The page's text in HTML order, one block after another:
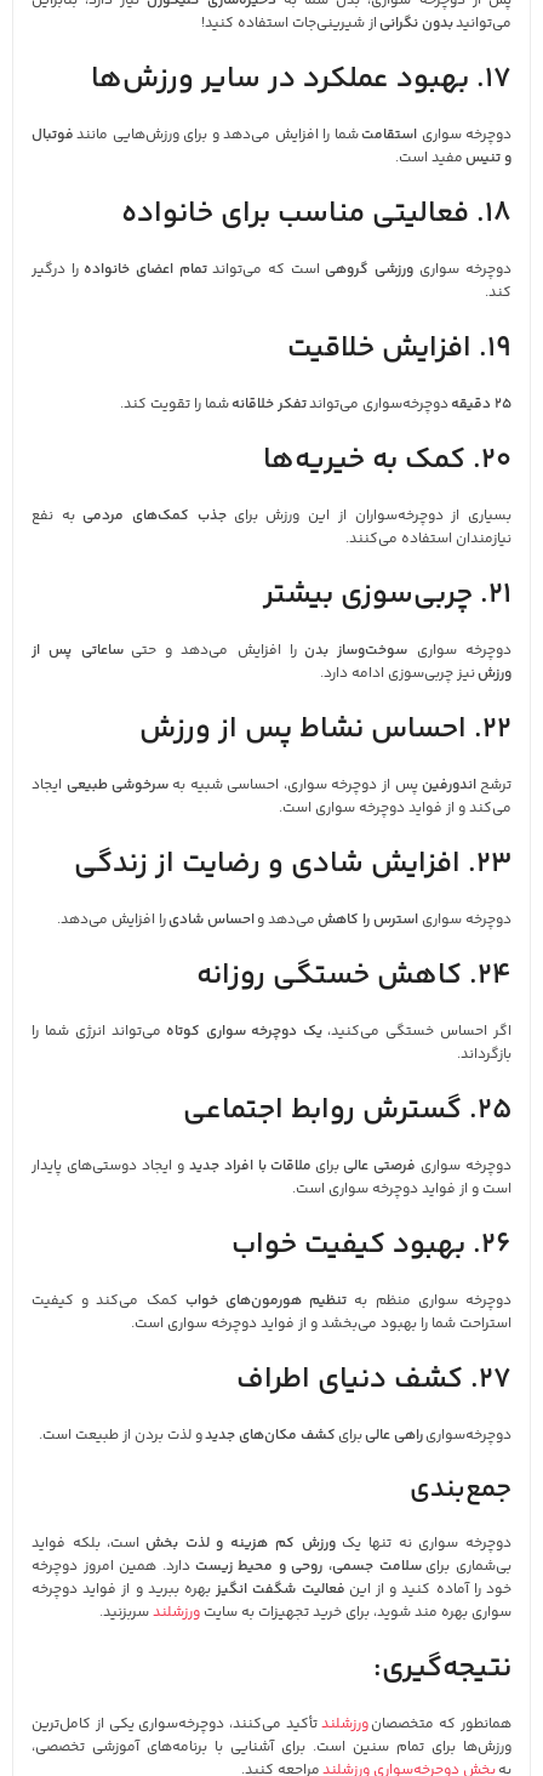
می‌توانیدبدون نگرانی از شیرینی‌جات استفاده کنید!
17. بهبود عملکرد در سایر ورزش‌ها
دوچرخه‌ سواری استقامتشما را افزایش می‌دهد و برای ورزش‌هایی مانندفوتبال
و تنیس مفید است.
18. فعالیتی مناسب برای خانواده
دوچرخه‌ سواری ورزشی گروهی است که می‌تواند تمام اعضای خانواده را درگیر
کند.
19. افزایش خلاقیت
25 دقیقه دوچرخه‌سواری می‌تواندتفکر خلاقانهشما را تقویت کند.
20. کمک به خیریه‌ها
بسیاری از دوچرخه‌سواران از این ورزش برایجذب کمک‌های مردمی به نفع
نیازمندان استفاده می‌کنند.
21. چربی‌سوزی بیشتر
دوچرخه‌ سواری سوخت‌وساز بدن را افزایش می‌دهد و حتیساعاتی پس از
ورزشنیز چربی‌سوزی ادامه دارد.
22. احساس نشاط پس از ورزش
ترشح اندورفین پس از دوچرخه‌ سواری، احساسی شبیه به سرخوشی طبیعی ایجاد
می‌کند و از فواید دوچرخه‌ سواری است.
23. افزایش شادی و رضایت از زندگی
دوچرخه‌ سواری استرس را کاهش می‌دهد واحساس شادیرا افزایش می‌دهد.
24. کاهش خستگی روزانه
اگر احساس خستگی می‌کنید، یک دوچرخه‌ سواری کوتاه می‌تواند انرژی شما را
بازگرداند.
25. گسترش روابط اجتماعی
دوچرخه‌ سواری فرصتی عالی برای ملاقات با افراد جدید و ایجاد دوستی‌های پایدار
است و از فواید دوچرخه‌ سواری است.
26. بهبود کیفیت خواب
دوچرخه‌ سواری منظم به تنظیم هورمون‌های خواب کمک می‌کند و کیفیت
استراحت شما را بهبود می‌بخشد و از فواید دوچرخه‌ سواری است.
27. کشف دنیای اطراف
دوچرخه‌سواریراهی عالیبرای کشف مکان‌های جدیدو لذت بردن از طبیعت است.
جمع‌بندی
دوچرخه‌ سواری نه‌ تنها یکورزش کم‌ هزینه و لذت‌ بخش است، بلکه فواید
بی‌شماری برایسلامت جسمی، روحی و محیط زیست دارد. همین امروز دوچرخه
خود را آماده کنید و از این فعالیت شگفت‌ انگیزبهره ببرید و از فواید دوچرخه‌
سواری بهره مند شوید، برای خرید تجهیزات به سایت ورزشلندسربزنید.
نتیجه‌گیری:
همانطور که متخصصانورزشلندتأکید می‌کنند، دوچرخه‌سواری یکی از کامل‌ترین
ورزش‌ها برای تمام سنین است. برای آشنایی با برنامه‌های آموزشی تخصصی،
بهبخش دوچرخه‌سواری ورزشلندمراجعه کنید.